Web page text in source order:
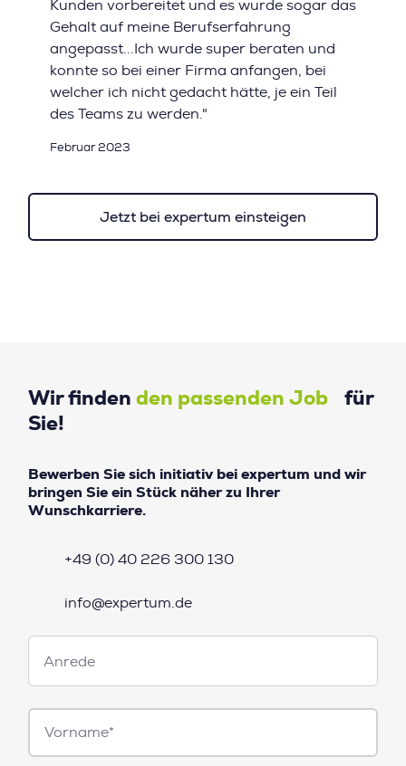
Kunden vorbereitet und es wurde sogar das
Gehalt auf meine Berufserfahrung
angepasst...Ich wurde super beraten und
konnte so bei einer Firma anfangen, bei
welcher ich nicht gedacht hätte, je ein Teil
des Teams zu werden."
Februar 2023
Jetzt bei expertum einsteigen
Wir finden den passenden Job für
Sie!
Bewerben Sie sich initiativ bei expertum und wir
bringen Sie ein Stück näher zu Ihrer
Wunschkarriere.
+49 (0) 40 226 300 130
info@expertum.de
Anrede
Anrede
Vorname*